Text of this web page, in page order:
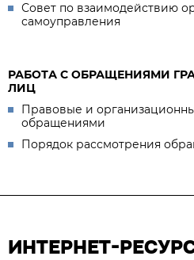
Совет по взаимодействию
самоуправления
РАБОТА С ОБРАЩЕНИЯМИ
ЛИЦ
Правовые и
обращениями
Порядок рассмотрения
ИНТЕРНЕТ-